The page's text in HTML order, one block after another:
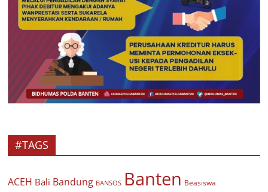
#TAGS
ACEH Bali Bandung BANSOS Banten Beasiswa